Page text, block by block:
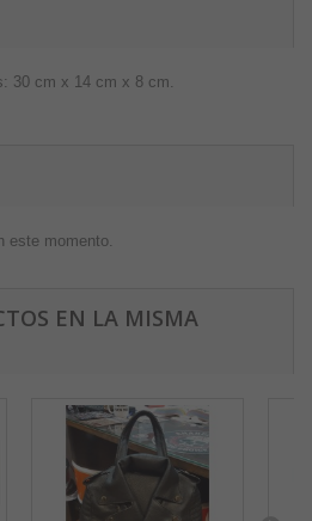
30 cm x 14 cm x 8 cm.
este momento.
EN LA MISMA